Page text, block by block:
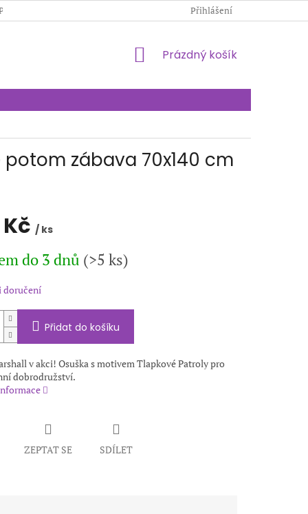
OCHRANY OSOBNÍCH ÚDAJŮ KONTAKTY
Přihlášení
NÁKUPNÍ
Prázdný košík
zábava 70x140 cm
/ ks
do 3 dnů (>5 ks)
doručení
Přidat do košíku
v akci! Osuška s motivem Tlapkové Patroly pro
dobrodružství.
ZEPTAT SE SDÍLET